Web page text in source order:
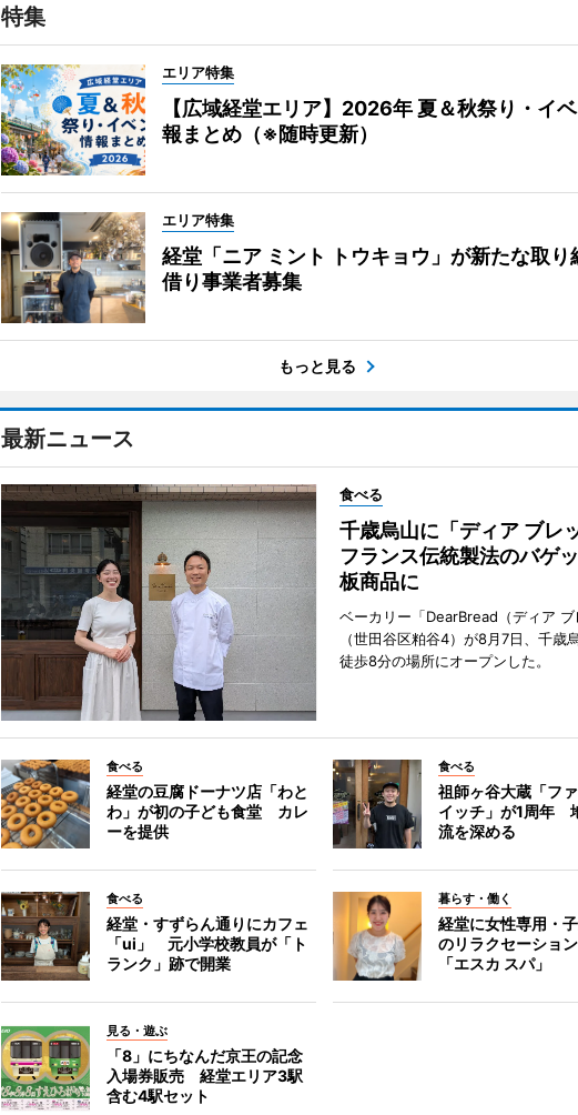
特集
エリア特集
【広域経堂エリア】2026年 夏＆秋祭り・イ
報まとめ（※随時更新）
エリア特集
経堂「ニア ミント トウキョウ」が新たな取
借り事業者募集
もっと見る
最新ニュース
食べる
千歳烏山に「ディア ブレ
フランス伝統製法のバゲ
板商品に
ベーカリー「DearBread（ディア ブ
（世田谷区粕谷4）が8月7日、千歳
徒歩8分の場所にオープンした。
食べる
経堂の豆腐ドーナツ店「わと
わ」が初の子ども食堂 カレ
ーを提供
食べる
祖師ヶ谷大蔵「フ
イッチ」が1周年
流を深める
食べる
経堂・すずらん通りにカフェ
「ui」 元小学校教員が「ト
ランク」跡で開業
暮らす・働く
経堂に女性専用・
のリラクセーショ
「エスカ スパ」
見る・遊ぶ
「8」にちなんだ京王の記念
入場券販売 経堂エリア3駅
含む4駅セット